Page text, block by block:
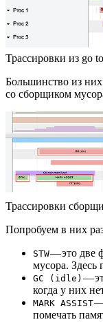
Трассировки из go
Большинство из
со сборщиком
Трассировки
Попробуем в них
STW— это две
мусора. Здесь
GC (idle) —
когда у них
MARK ASSIST—
помечать